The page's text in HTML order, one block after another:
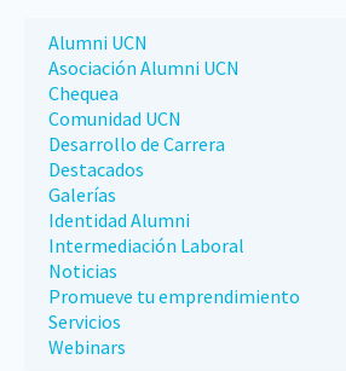
Alumni UCN
Asociación Alumni UCN
Chequea
Comunidad UCN
Desarrollo de Carrera
Destacados
Galerías
Identidad Alumni
Intermediación Laboral
Noticias
Promueve tu emprendimiento
Servicios
Webinars